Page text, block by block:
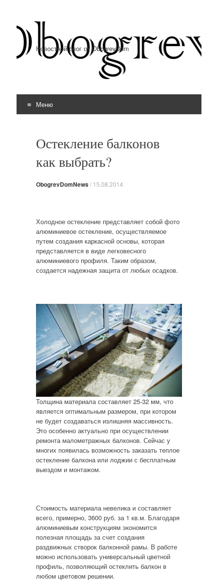
Новостной блог от ObogrevDom
Меню
Остекление балконов
как выбрать?
ObogrevDomNews/ 15.08.2014
Холодное остекление представляет собой фото
алюминиевое остекление, осуществляемое
путем создания каркасной основы, которая
представляется в виде легковесного
алюминиевого профиля. Таким образом,
создается надежная защита от любых осадков.
Толщина материала составляет 25-32 мм, что
является оптимальным размером, при котором
не будет создаваться излишняя массивность.
Это особенно актуально при осуществлении
ремонта малометражных балконов. Сейчас у
многих появилась возможность заказать теплое
остекление балкона или лоджии с бесплатным
выездом и монтажом.
Стоимость материала невелика и составляет
всего, примерно, 3600 руб. за 1 кв.м. Благодаря
алюминиевым конструкциям экономится
полезная площадь за счет создания
раздвижных створок балконной рамы. В работе
можно использовать универсальный цветной
профиль, позволяющий остеклить балкон в
любом цветовом решении.